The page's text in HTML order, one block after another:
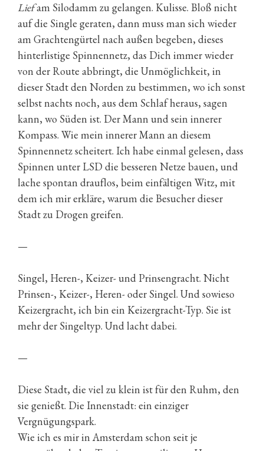
Liefam Silodamm zu gelangen. Kulisse. Bloß nicht
auf die Single geraten, dann muss man sich wieder
am Grachtengürtel nach außen begeben, dieses
hinterlistige Spinnennetz, das Dich immer wieder
von der Route abbringt, die Unmöglichkeit, in
dieser Stadt den Norden zu bestimmen, wo ich sonst
selbst nachts noch, aus dem Schlaf heraus, sagen
kann, wo Süden ist. Der Mann und sein innerer
Kompass. Wie mein innerer Mann an diesem
Spinnennetz scheitert. Ich habe einmal gelesen, dass
Spinnen unter LSD die besseren Netze bauen, und
lache spontan drauflos, beim einfältigen Witz, mit
dem ich mir erkläre, warum die Besucher dieser
Stadt zu Drogen greifen.
—
Singel, Heren-, Keizer- und Prinsengracht. Nicht
Prinsen-, Keizer-, Heren- oder Singel. Und sowieso
Keizergracht, ich bin ein Keizergracht-Typ. Sie ist
mehr der Singeltyp. Und lacht dabei.
—
Diese Stadt, die viel zu klein ist für den Ruhm, den
sie genießt. Die Innenstadt: ein einziger
Vergnügungspark.
Wie ich es mir in Amsterdam schon seit je